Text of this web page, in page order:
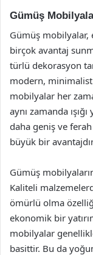
Gümüş
Gümüş mobilyalar,
birçok avantaj
türlü dekorasyon
modern,
mobilyalar her
aynı zamanda
daha geniş ve
büyük bir
Gümüş
Kaliteli
ömürlü olma
ekonomik bir
mobilyalar
basittir. Bu da